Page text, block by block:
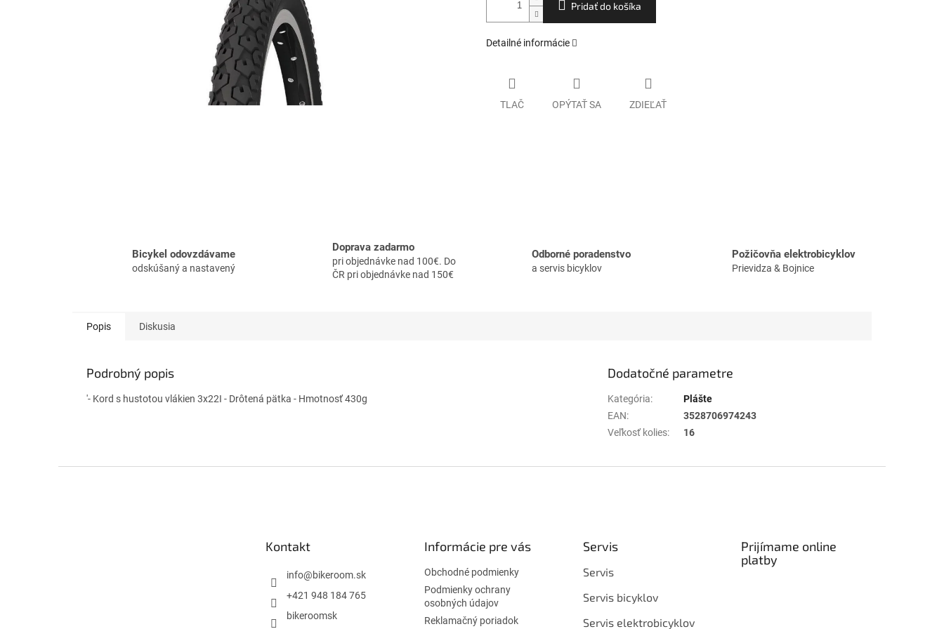
Pridať do košíka
Detailné informácie
TLAČ OPÝTAŤ SA ZDIEĽAŤ
Bicykel odovzdávame
odskúšaný a nastavený
Doprava zadarmo
pri objednávke nad 100€. Do
ČR pri objednávke nad 150€
Odborné poradenstvo
a servis bicyklov
Požičovňa elektrobicyklov
Prievidza & Bojnice
Popis Diskusia
Podrobný popis
'- Kord s hustotou vlákien 3x22I - Drôtená pätka - Hmotnosť 430g
Dodatočné parametre
Kategória:
Plášte
EAN:
3528706974243
Veľkosť kolies: 16
Kontakt
info@bikeroom.sk
+421 948 184 765
bikeroomsk
Informácie pre vás
Obchodné podmienky
Podmienky ochrany
osobných údajov
Reklamačný poriadok
Servis
Servis
Servis bicyklov
Servis elektrobicyklov
Prijímame online
platby